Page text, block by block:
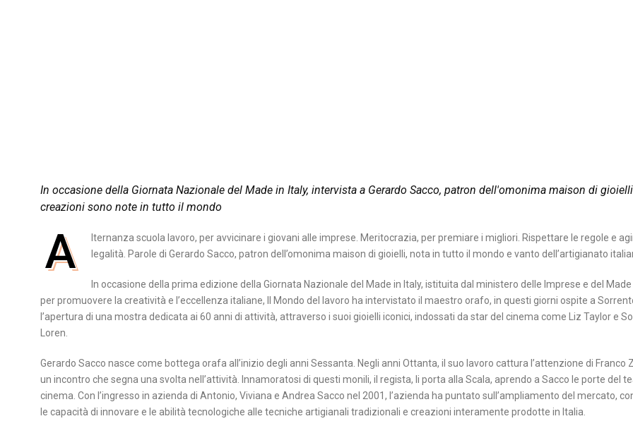
In occasione della Giornata Nazionale del Made in Italy, intervista a Gerardo Sacco, patron dell'omonima maison di
creazioni sono note in tutto il mondo
A
lternanza scuola lavoro, per avvicinare i giovani alle imprese. Meritocrazia, per premiare i migliori. Rispettare le regole e
legalità. Parole di Gerardo Sacco, patron dell’omonima maison di gioielli, nota in tutto il mondo e vanto dell’artigianato
In occasione della prima edizione della Giornata Nazionale del Made in Italy, istituita dal ministero delle Imprese e del
per promuovere la creatività e l’eccellenza italiane, Il Mondo del lavoro ha intervistato il maestro orafo, in questi giorni ospite a
l’apertura di una mostra dedicata ai 60 anni di attività, attraverso i suoi gioielli iconici, indossati da star del cinema come Liz Taylor e
Loren.
Gerardo Sacco nasce come bottega orafa all’inizio degli anni Sessanta. Negli anni Ottanta, il suo lavoro cattura l’attenzione di Franco
un incontro che segna una svolta nell’attività. Innamoratosi di questi monili, il regista, li porta alla Scala, aprendo a Sacco le porte del
cinema. Con l’ingresso in azienda di Antonio, Viviana e Andrea Sacco nel 2001, l’azienda ha puntato sull’ampliamento del mercato,
le capacità di innovare e le abilità tecnologiche alle tecniche artigianali tradizionali e creazioni interamente prodotte in Italia.